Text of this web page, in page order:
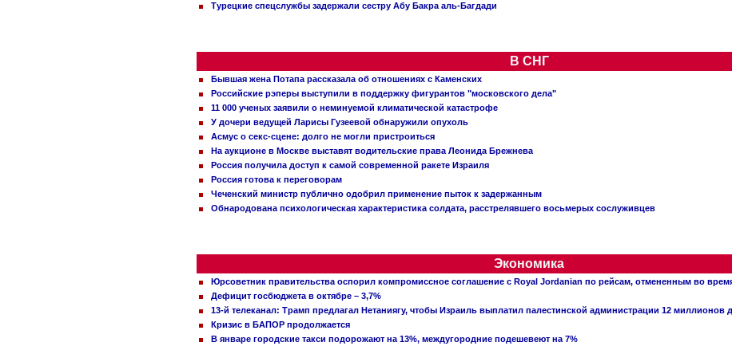
Турецкие спецслужбы задержали сестру Абу Бакра аль-Багдади
В СНГ
Бывшая жена Потапа рассказала об отношениях с Каменских
Российские рэперы выступили в поддержку фигурантов "московского дела"
11 000 ученых заявили о неминуемой климатической катастрофе
У дочери ведущей Ларисы Гузеевой обнаружили опухоль
Асмус о секс-сцене: долго не могли пристроиться
На аукционе в Москве выставят водительские права Леонида Брежнева
Россия получила доступ к самой современной ракете Израиля
Россия готова к переговорам
Чеченский министр публично одобрил применение пыток к задержанным
Обнародована психологическая характеристика солдата, расстрелявшего восьмерых сослуживцев
Экономика
Юрсоветник правительства оспорил компромиссное соглашение с Royal Jordanian по рейсам, отмененным во
Дефицит госбюджета в октябре – 3,7%
13-й телеканал: Трамп предлагал Нетаниягу, чтобы Израиль выплатил палестинской администрации 12 миллионов
Кризис в БАПОР продолжается
В январе городские такси подорожают на 13%, междугородние подешевеют на 7%